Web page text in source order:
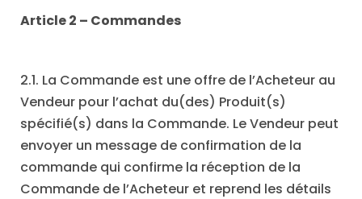
Article 2 – Commandes
2.1. La Commande est une offre de l’Acheteur au
Vendeur pour l’achat du(des) Produit(s)
spécifié(s) dans la Commande. Le Vendeur peut
envoyer un message de confirmation de la
commande qui confirme la réception de la
Commande de l’Acheteur et reprend les détails